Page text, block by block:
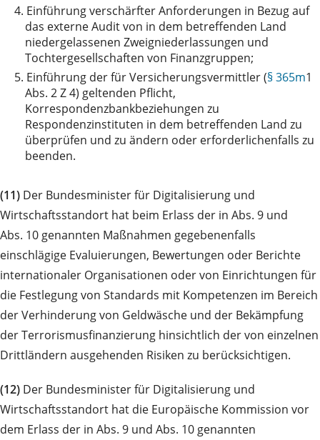
4. Einführung verschärfter Anforderungen in Bezug auf
das externe Audit von in dem betreffenden Land
niedergelassenen Zweigniederlassungen und
Tochtergesellschaften von Finanzgruppen;
5. Einführung der für Versicherungsvermittler (§ 365m1
Abs. 2 Z 4) geltenden Pflicht,
Korrespondenzbankbeziehungen zu
Respondenzinstituten in dem betreffenden Land zu
überprüfen und zu ändern oder erforderlichenfalls zu
beenden.
(11) Der Bundesminister für Digitalisierung und
Wirtschaftsstandort hat beim Erlass der in Abs. 9 und
Abs. 10 genannten Maßnahmen gegebenenfalls
einschlägige Evaluierungen, Bewertungen oder Berichte
internationaler Organisationen oder von Einrichtungen für
die Festlegung von Standards mit Kompetenzen im Bereich
der Verhinderung von Geldwäsche und der Bekämpfung
der Terrorismusfinanzierung hinsichtlich der von einzelnen
Drittländern ausgehenden Risiken zu berücksichtigen.
(12) Der Bundesminister für Digitalisierung und
Wirtschaftsstandort hat die Europäische Kommission vor
dem Erlass der in Abs. 9 und Abs. 10 genannten